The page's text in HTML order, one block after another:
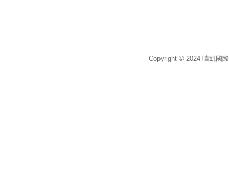
Copyright © 2024 暐凱國